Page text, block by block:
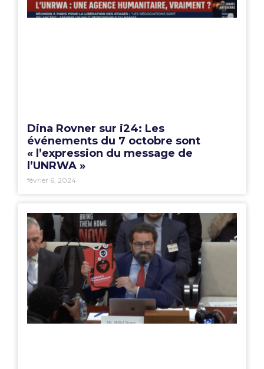
Dina Rovner sur i24: Les
événements du 7 octobre sont
« l’expression du message de
l’UNRWA »
février 6, 2024